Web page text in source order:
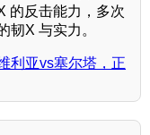
的反击能力，多次
韧X 与实力。
利亚vs塞尔塔，正